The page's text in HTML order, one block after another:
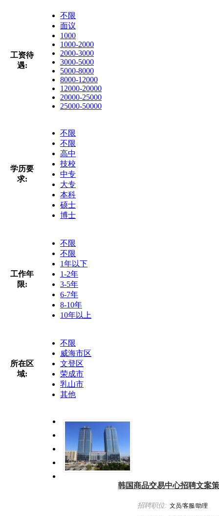
工资待
遇:
不限
面议
1000
1000-2000
2000-3000
3000-5000
5000-8000
8000-12000
12000-20000
20000-25000
25000-50000
学历要
求:
不限
不限
高中
技校
中专
大专
本科
硕士
博士
工作年
限:
不限
不限
1年以下
1-2年
3-5年
6-7年
8-10年
10年以上
所在区
域:
不限
威海市区
文登区
荣成市
乳山市
其他
韩国商品交易中心招聘文案
招聘职位: 文员/客服/助理